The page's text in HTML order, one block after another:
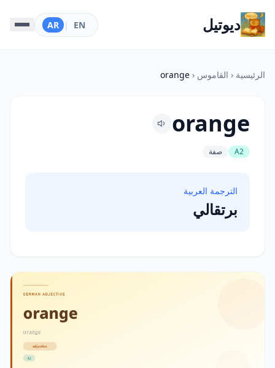
ديوتيل EN
|
AR
الرئيسية ‹ القاموس ‹
orange
orange
A2 صفة
الترجمة العربية
برتقالي